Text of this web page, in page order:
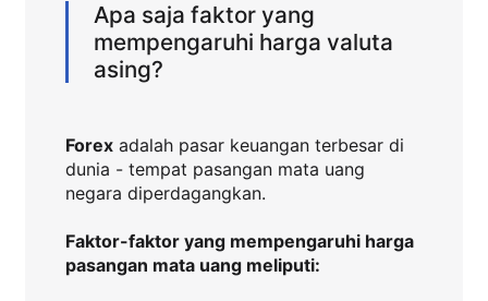
Apa saja faktor yang
mempengaruhi harga valuta
asing?
Forexadalah pasar keuangan terbesar di
dunia - tempat pasangan mata uang
negara diperdagangkan.
Faktor-faktor yang mempengaruhi harga
pasangan mata uang meliputi: